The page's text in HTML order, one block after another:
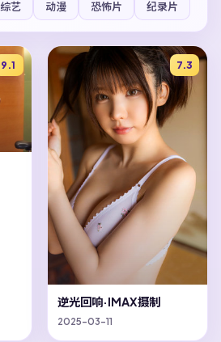
综艺 动漫 恐怖片 纪录片
9.1 7.3
逆光回响·IMAX摄制
2025-03-11